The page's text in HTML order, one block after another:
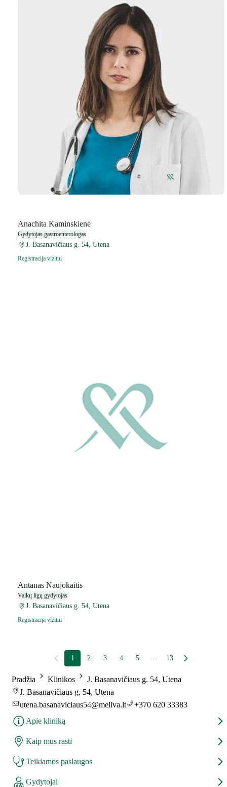
Anachita Kaminskienė
Gydytojas gastroenterologas
J. Basanavičiaus g. 54, Utena
Registracija vizitui
Antanas Naujokaitis
Vaikų ligų gydytojas
J. Basanavičiaus g. 54, Utena
Registracija vizitui
1 2 3 4 5 13
Pradžia Klinikos
J. Basanavičiaus g. 54, Utena
J. Basanavičiaus g. 54, Utena
utena.basanaviciaus54@meliva.lt
+370 620 33383
Apie kliniką
Kaip mus rasti
Teikiamos paslaugos
Gydytojai